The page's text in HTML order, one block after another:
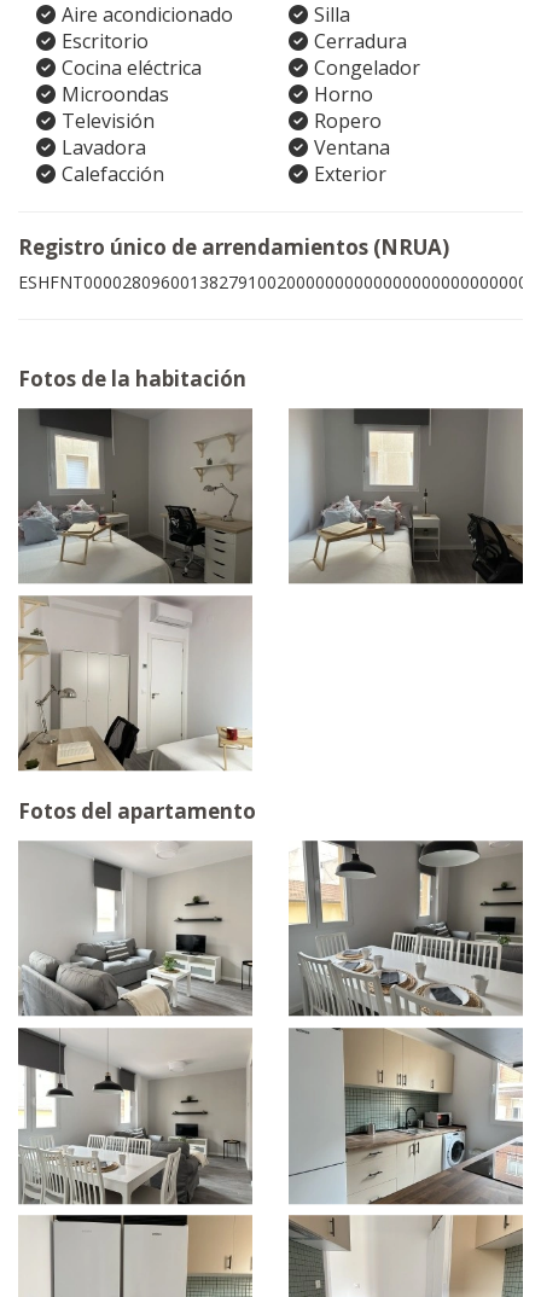
Aire acondicionado
Silla
Escritorio
Cerradura
Cocina eléctrica
Congelador
Microondas
Horno
Televisión
Ropero
Lavadora
Ventana
Calefacción
Exterior
Registro único de arrendamientos (NRUA)
ESHFNT00002809600138279100200000000000000000000000002
Fotos de la habitación
Fotos del apartamento